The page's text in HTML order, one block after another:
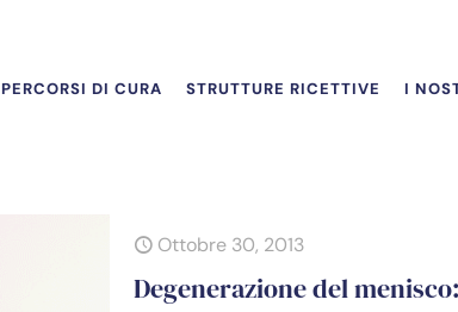
PERCORSI DI CURA STRUTTURE RICETTIVE I
Ottobre 30, 2013
Degenerazione del